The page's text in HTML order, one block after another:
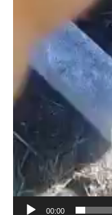
00:00